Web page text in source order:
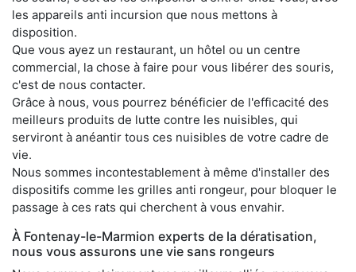
les appareils anti incursion que nous mettons à
disposition.
Que vous ayez un restaurant, un hôtel ou un centre
commercial, la chose à faire pour vous libérer des souris,
c'est de nous contacter.
Grâce à nous, vous pourrez bénéficier de l'efficacité des
meilleurs produits de lutte contre les nuisibles, qui
serviront à anéantir tous ces nuisibles de votre cadre de
vie.
Nous sommes incontestablement à même d'installer des
dispositifs comme les grilles anti rongeur, pour bloquer le
passage à ces rats qui cherchent à vous envahir.
À Fontenay-le-Marmion experts de la dératisation,
nous vous assurons une vie sans rongeurs